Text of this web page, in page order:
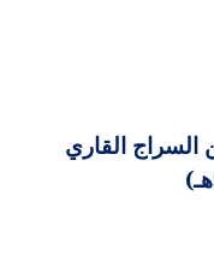
القاري